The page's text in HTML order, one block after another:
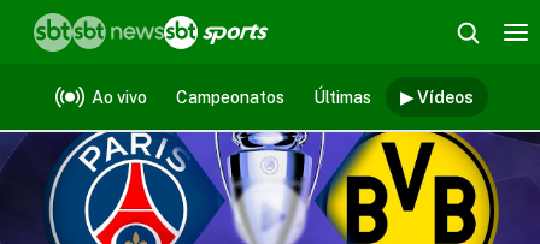
Ao vivo Campeonatos Últimas ▶ Vídeos
Vídeos